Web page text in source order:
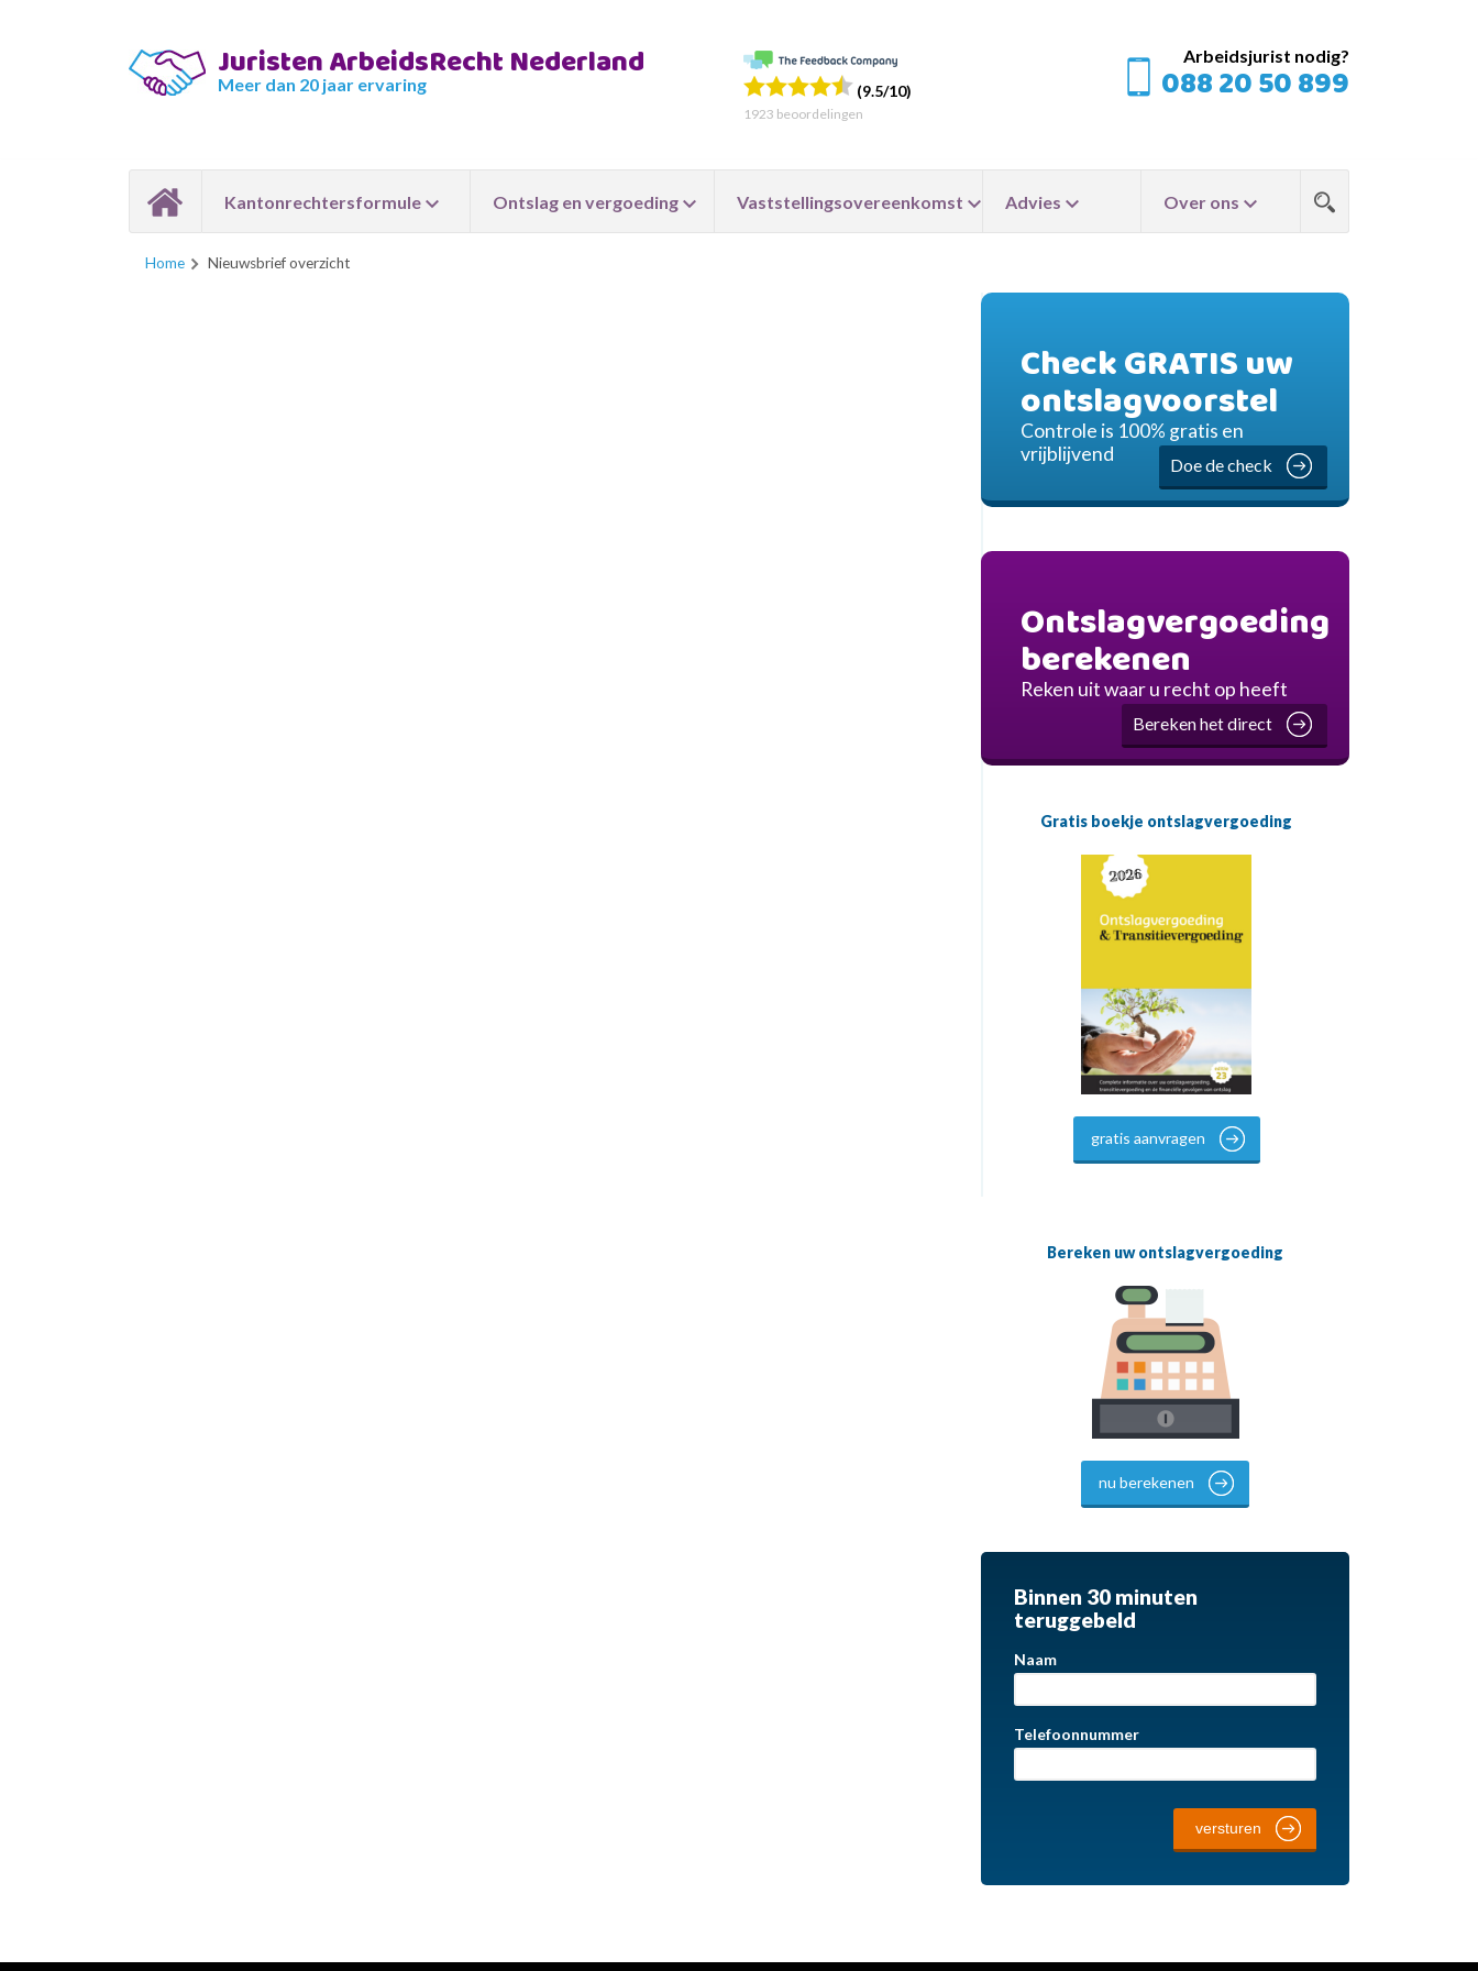
Juristen ArbeidsRecht Nederland
Meer dan 20 jaar ervaring (9.5/10)
1923 beoordelingen
Arbeidsjurist nodig?
088 20 50 899
Kantonrechtersformule Ontslag en vergoeding Vaststellingsovereenkomst Advies Over ons
Home Nieuwsbrief overzicht
Check GRATIS uw
ontslagvoorstel
Controle is 100% gratis en
vrijblijvend
Doe de check
Ontslagvergoeding
berekenen
Reken uit waar u recht op heeft
Bereken het direct
Gratis boekje ontslagvergoeding
gratis aanvragen
Bereken uw ontslagvergoeding
nu berekenen
Binnen 30 minuten
teruggebeld
Naam
Telefoonnummer